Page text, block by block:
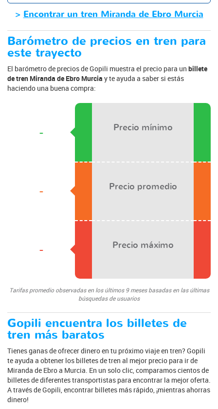
>Encontrar un tren Miranda de Ebro Murcia
Barómetro de precios en tren para
este trayecto
El barómetro de precios de Gopili muestra el precio para un billete
de tren Miranda de Ebro Murcia y te ayuda a saber si estás
haciendo una buena compra:
-
-
-
Precio mínimo
Precio promedio
Precio máximo
Tarifas promedio observadas en los últimos 9 meses basadas en las últimas
búsquedas de usuarios
Gopili encuentra los billetes de
tren más baratos
Tienes ganas de ofrecer dinero en tu próximo viaje en tren? Gopili
te ayuda a obtener los billetes de tren al mejor precio para ir de
Miranda de Ebro a Murcia. En un solo clic, comparamos cientos de
billetes de diferentes transportistas para encontrar la mejor oferta.
A través de Gopili, encontrar billetes más rápido, ¡mientras ahorras
dinero!